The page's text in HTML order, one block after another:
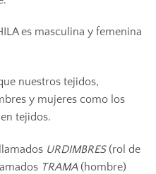
es masculina y femenina
nuestros tejidos,
y mujeres como los
tejidos.
URDIMBRES(rol de
TRAMA(hombre)